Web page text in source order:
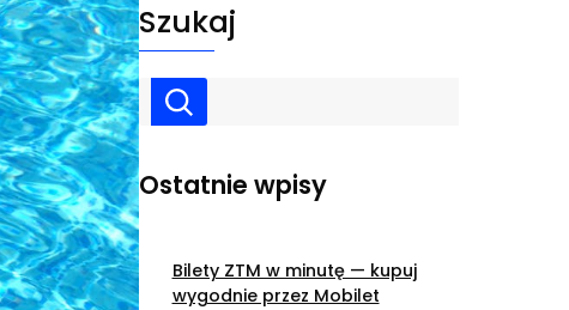
Szukaj
Ostatnie wpisy
Bilety ZTM w minutę — kupuj
wygodnie przez Mobilet